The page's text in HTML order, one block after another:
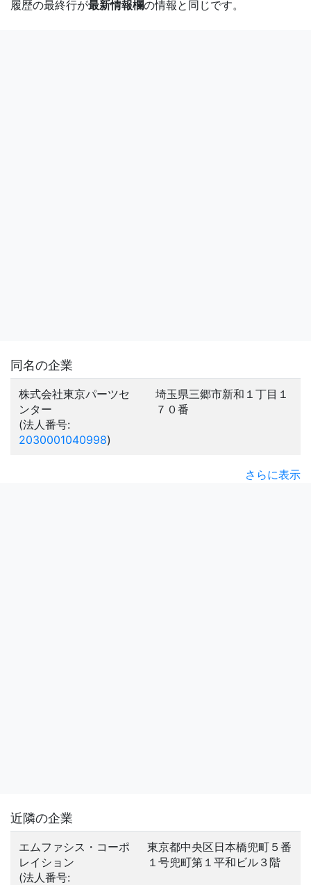
履歴の最終行が最新情報欄の情報と同じです。
同名の企業
株式会社東京パーツセ
ンター
(法人番号:
2030001040998)
埼玉県三郷市新和１丁目１
７０番
さらに表示
近隣の企業
エムファシス・コーポ
レイション
(法人番号:
東京都中央区日本橋兜町５番
１号兜町第１平和ビル３階